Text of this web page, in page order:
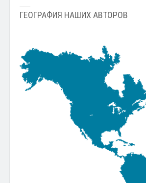
ГЕОГРАФИЯ НАШИХ АВТОРОВ